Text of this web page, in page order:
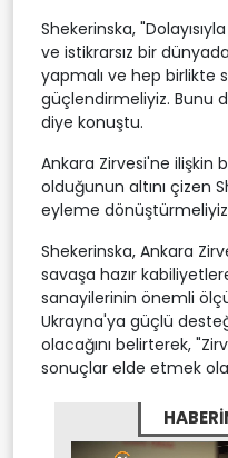
Shekerinska,
ve istikrarsız bir
yapmalı ve hep birlikte
güçlendirmeliyiz. Bunu
diye konuştu.
Ankara Zirvesi'ne ilişkin
olduğunun altını çizen
eyleme
Shekerinska, Ankara
savaşa hazır
sanayilerinin önemli
Ukrayna'ya güçlü
olacağını belirterek,
sonuçlar elde etmek